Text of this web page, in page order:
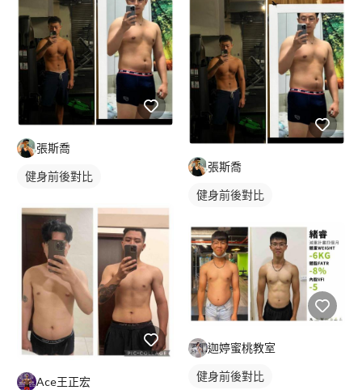
張斯喬
健身前後對比
Ace王正宏
張斯喬
健身前後對比
迦婷蜜桃教室
健身前後對比